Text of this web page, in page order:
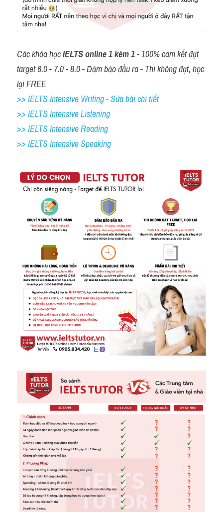
Các khóa học IELTS online 1 kèm 1 - 100% cam kết đạt
target 6.0 - 7.0 - 8.0 - Đảm bảo đầu ra - Thi không đạt, học
lại FREE
>> IELTS Intensive Writing - Sửa bài chi tiết
>> IELTS Intensive Listening
>> IELTS Intensive Reading
>> IELTS Intensive Speaking